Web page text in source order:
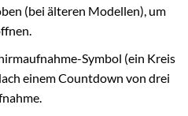
(bei älteren Modellen), um
Symbol (ein Kreis
einem Countdown von drei